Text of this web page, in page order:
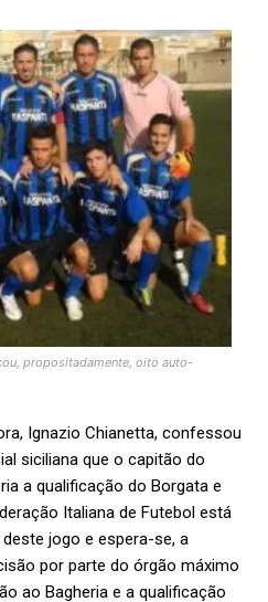
propositadamente, oito auto-
Ignazio Chianetta, confessou
siciliana que o capitão do
a qualificação do Borgata e
Italiana de Futebol está
jogo e espera-se, a
por parte do órgão máximo
ao Bagheria e a qualificação